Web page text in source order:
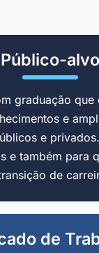
Público-alvo
graduação que
e
e
e também para
de
de